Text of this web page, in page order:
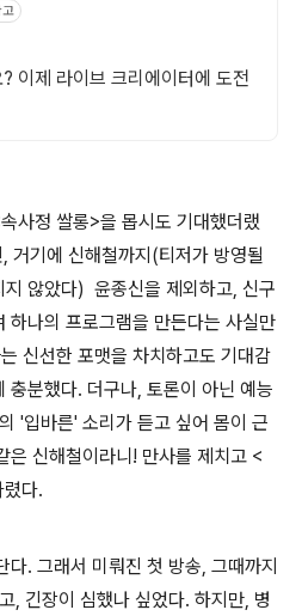
고
이제 라이브 크리에이터에 도전
사정 쌀롱>을 몹시도 기대했더랬
거기에 신해철까지(티저가 방영될
지 않았다) 윤종신을 제외하고, 신구
하나의 프로그램을 만든다는 사실만
신선한 포맷을 차치하고도 기대감
충분했다. 더구나, 토론이 아닌 예능
'입바른' 소리가 듣고 싶어 몸이 근
은 신해철이라니! 만사를 제치고 <
다.
. 그래서 미뤄진 첫 방송, 그때까지
, 긴장이 심했나 싶었다. 하지만, 병